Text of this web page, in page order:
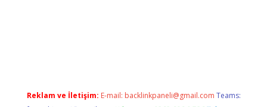
Reklam ve İletişim: E-mail: backlinkpaneli@gmail.com Teams: